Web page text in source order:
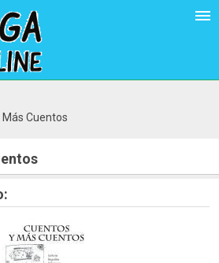
Cuentos